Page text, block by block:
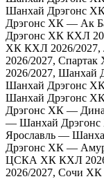
Шанхай Дрэгонс
Дрэгонс ХК — Ак
Дрэгонс ХК КХЛ
ХК КХЛ 2026/
2026/2027,
2026/2027,
Шанхай Дрэгонс
Шанхай Дрэгонс
Дрэгонс ХК —
— Шанхай
Ярославль —
Дрэгонс ХК —
ЦСКА ХК КХЛ
2026/2027, Сочи